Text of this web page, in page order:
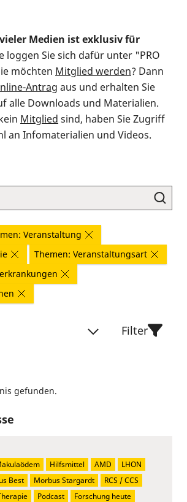
Medien ist exklusiv für
loggen Sie sich dafür unter "PRO
möchten Mitglied werden? Dann
Antrag aus und erhalten Sie
alle Downloads und Materialien.
Mitglied sind, haben Sie Zugriff
an Infomaterialien und Videos.
Veranstaltung
Themen: Veranstaltungsart
Filter
gefunden.
Hilfsmittel AMD
LHON
Best Morbus Stargardt
RCS / CCS
Podcast
Forschung heute